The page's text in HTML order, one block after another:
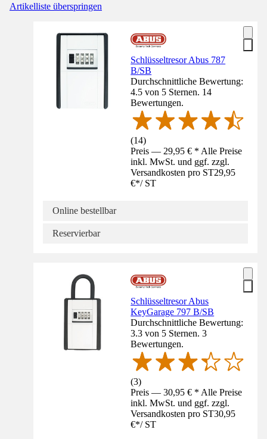
Artikelliste überspringen
Schlüsseltresor Abus 787
B/SB
Durchschnittliche Bewertung:
4.5 von 5 Sternen. 14
Bewertungen.
(14)
Preis — 29,95 € * Alle Preise
inkl. MwSt. und ggf. zzgl.
Versandkosten pro ST29,95
€*/ ST
Online bestellbar
Reservierbar
Schlüsseltresor Abus
KeyGarage 797 B/SB
Durchschnittliche Bewertung:
3.3 von 5 Sternen. 3
Bewertungen.
(3)
Preis — 30,95 € * Alle Preise
inkl. MwSt. und ggf. zzgl.
Versandkosten pro ST30,95
€*/ ST